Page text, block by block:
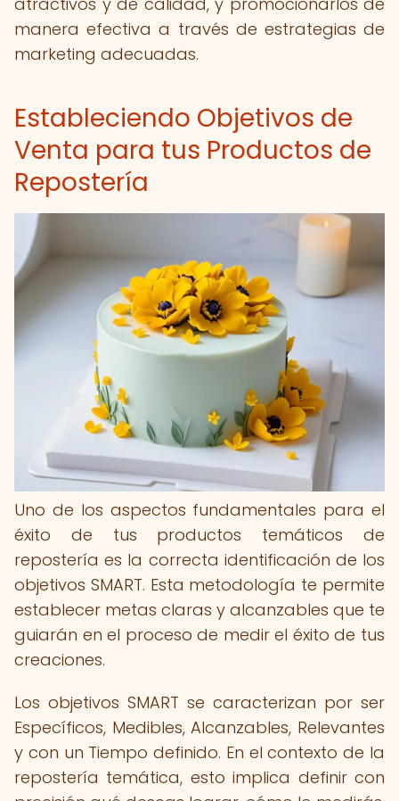
manera efectiva a través de estrategias de
marketing adecuadas.
Estableciendo Objetivos de
Venta para tus Productos de
Repostería
Uno de los aspectos fundamentales para el
éxito de tus productos temáticos de
repostería es la correcta identificación de los
objetivos SMART. Esta metodología te permite
establecer metas claras y alcanzables que te
guiarán en el proceso de medir el éxito de tus
creaciones.
Los objetivos SMART se caracterizan por ser
Específicos, Medibles, Alcanzables, Relevantes
y con un Tiempo definido. En el contexto de la
repostería temática, esto implica definir con